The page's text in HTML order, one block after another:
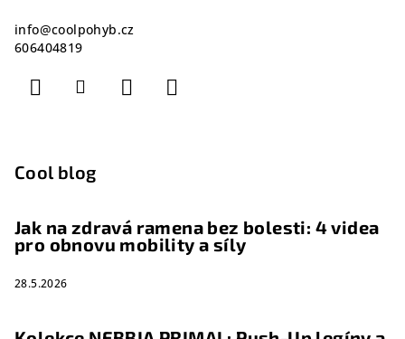
info@coolpohyb.cz
606404819
Cool blog
Jak na zdravá ramena bez bolesti: 4 videa
pro obnovu mobility a síly
28.5.2026